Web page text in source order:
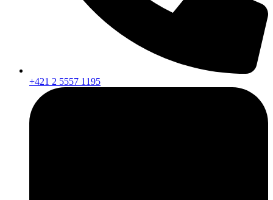
+421 2 5557 1195